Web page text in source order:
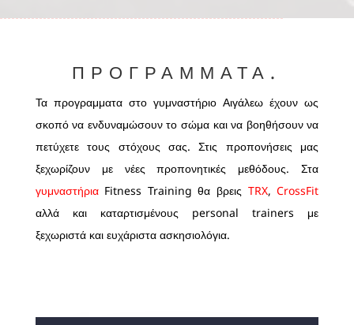
ΠΡΟΓΡΑΜΜΑΤΑ.
Τα προγραμματα στο γυμναστήριο Αιγάλεω έχουν ως
σκοπό να ενδυναμώσουν το σώμα και να βοηθήσουν να
πετύχετε τους στόχους σας. Στις προπονήσεις μας
ξεχωρίζουν με νέες προπονητικές μεθόδους. Στα
γυμναστήριαFitness Training θα βρεις TRX,CrossFit
αλλά και καταρτισμένους personal trainers με
ξεχωριστά και ευχάριστα ασκησιολόγια.